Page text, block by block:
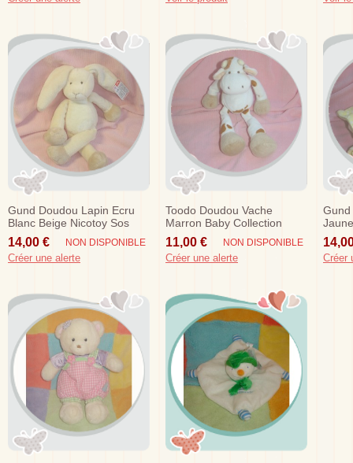
Gund Doudou Lapin Ecru
Blanc Beige Nicotoy Sos
14,00 € NON DISPONIBLE
Créer une alerte
Toodo Doudou Vache
Marron Baby Collection
Billes Nicotoy
11,00 € NON DISPONIBLE
Créer une alerte Créer